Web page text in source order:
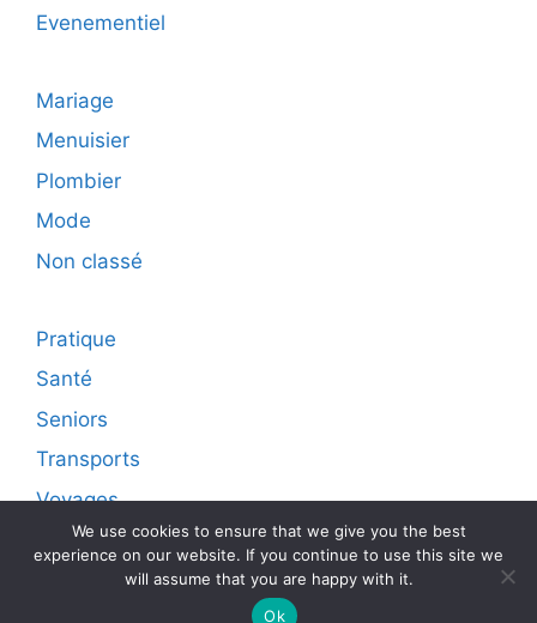
Evenementiel
Mariage
Menuisier
Plombier
Mode
Non classé
Pratique
Santé
Seniors
Transports
Voyages
© 2026 Diffusion live sur internet d'articles
• Construit avec
We use cookies to ensure that we give you the best
experience on our website. If you continue to use this site we
will assume that you are happy with it.
Ok